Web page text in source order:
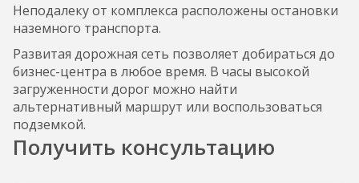
Неподалеку от комплекса расположены остановки
наземного транспорта.
Развитая дорожная сеть позволяет добираться до
бизнес-центра в любое время. В часы высокой
загруженности дорог можно найти
альтернативный маршрут или воспользоваться
подземкой.
Получить консультацию